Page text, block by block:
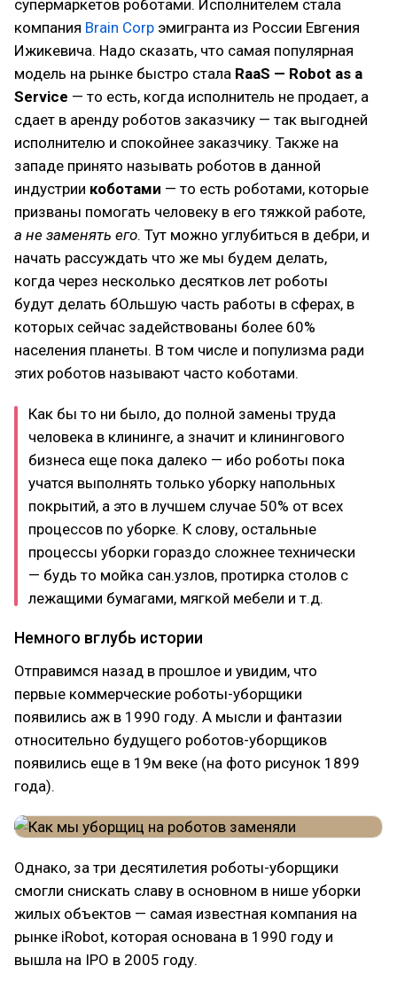
супермаркетов роботами. Исполнителем стала
компания Brain Corp эмигранта из России Евгения
Ижикевича. Надо сказать, что самая популярная
модель на рынке быстро стала RaaS — Robot as a
Service — то есть, когда исполнитель не продает, а
сдает в аренду роботов заказчику — так выгодней
исполнителю и спокойнее заказчику. Также на
западе принято называть роботов в данной
индустрии коботами — то есть роботами, которые
призваны помогать человеку в его тяжкой работе,
а не заменять его. Тут можно углубиться в дебри, и
начать рассуждать что же мы будем делать,
когда через несколько десятков лет роботы
будут делать бОльшую часть работы в сферах, в
которых сейчас задействованы более 60%
населения планеты. В том числе и популизма ради
этих роботов называют часто коботами.
Как бы то ни было, до полной замены труда
человека в клининге, а значит и клинингового
бизнеса еще пока далеко — ибо роботы пока
учатся выполнять только уборку напольных
покрытий, а это в лучшем случае 50% от всех
процессов по уборке. К слову, остальные
процессы уборки гораздо сложнее технически
— будь то мойка сан.узлов, протирка столов с
лежащими бумагами, мягкой мебели и т.д.
Немного вглубь истории
Отправимся назад в прошлое и увидим, что
первые коммерческие роботы-уборщики
появились аж в 1990 году. А мысли и фантазии
относительно будущего роботов-уборщиков
появились еще в 19м веке (на фото рисунок 1899
года).
Однако, за три десятилетия роботы-уборщики
смогли снискать славу в основном в нише уборки
жилых объектов — самая известная компания на
рынке iRobot, которая основана в 1990 году и
вышла на IPO в 2005 году.